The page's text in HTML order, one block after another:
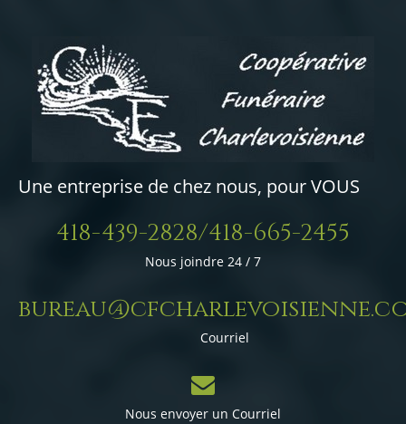
Une entreprise de chez nous, pour VOUS
418-439-2828/418-665-2455
Nous joindre 24 / 7
Courriel
Nous envoyer un Courriel